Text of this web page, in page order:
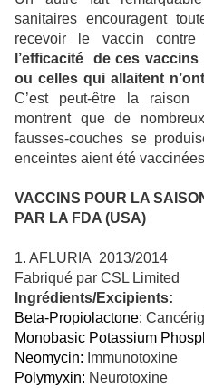
sanitaires encouragent
recevoir le vaccin
l’efficacité
de ces vaccins
ou celles qui allaitent
C’est peut-être la raison
montrent que de
fausses-couches se
enceintes aient été
VACCINS POUR LA
PAR LA FDA (USA)
1. AFLURIA 2013/2014
Fabriqué par CSL Limited
Ingrédients/Excipients:
Beta-Propiolactone:
Monobasic Potassium
Neomycin: Immunotoxine
Polymyxin: Neurotoxine